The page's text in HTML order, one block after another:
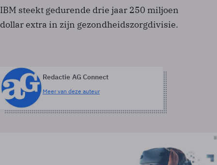
IBM steekt gedurende drie jaar 250 miljoen
dollar extra in zijn gezondheidszorgdivisie.
Redactie AG Connect
Meer van deze auteur